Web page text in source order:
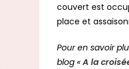
couvert est
place et
Pour en savoir
blog «A la